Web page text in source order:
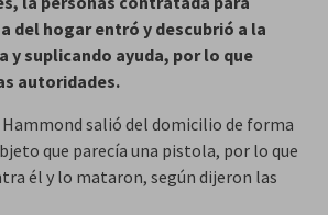
del hogar entró y descubrió a la
y suplicando ayuda, por lo que
autoridades.
salió del domicilio de forma
que parecía una pistola, por lo que
él y lo mataron, según dijeron las